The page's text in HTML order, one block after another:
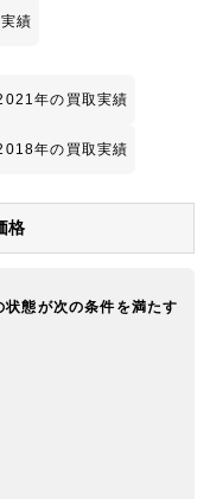
績
年の買取実績
年の買取実績
格
態が次の条件を満たす